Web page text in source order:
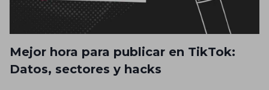
Mejor hora para publicar en TikTok:
Datos, sectores y hacks